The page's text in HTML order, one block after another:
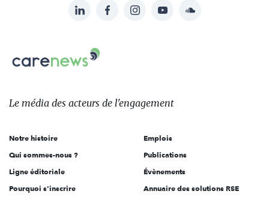
sur:
LinkedInFacebookInstagramYouTubeSoundcloud
Carenews,
Le
des
l'engagement
Le média des acteurs de l'engagement
Notre histoire
Qui sommes-nous ?
Ligne éditoriale
Pourquoi s'inscrire
Emplois
Publications
Évènements
Annuaire des solutions RSE